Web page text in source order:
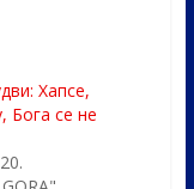
Хапсе,
Бога се не